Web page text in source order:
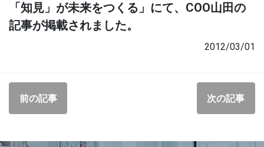
「知見」が未来をつくる」にて、COO山田の
記事が掲載されました。
2012/03/01
前の記事 次の記事